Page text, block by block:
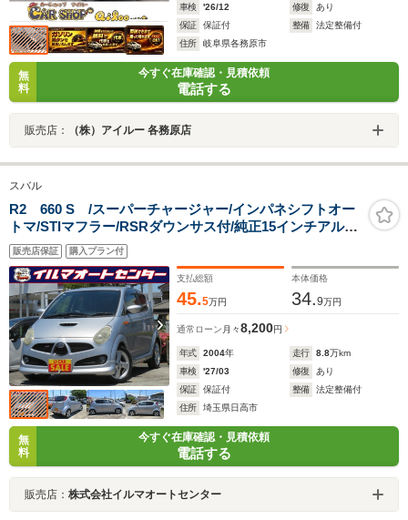
車検
'26/12 修復
あり
保証
保証付 整備
法定整備付
住所
岐阜県各務原市
無
料
今すぐ在庫確認・見積依頼
電話する
販売店： （株）アイルー 各務原店
スバル
R2 660 S /スーパーチャージャー/インパネシフトオー
トマ/STIマフラー/RSRダウンサス付/純正15インチアルミ/
社外フルセグTV付ナビ/バックカメラ付/ETC付/禁煙車/記
録簿付/
販売店保証 購入プラン付
支払総額
45.5万円
本体価格
34.9万円
通常ローン 月々8,200円
年式 2004年 走行 8.8万km
車検
'27/03 修復
あり
保証
保証付 整備
法定整備付
住所
埼玉県日高市
無
料
今すぐ在庫確認・見積依頼
電話する
販売店： 株式会社イルマオートセンター